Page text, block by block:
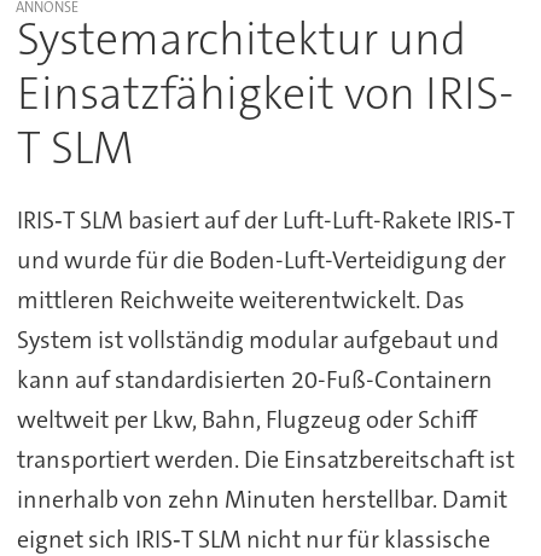
Systemarchitektur und
Einsatzfähigkeit von IRIS-
T SLM
IRIS‑T SLM basiert auf der Luft-Luft-Rakete IRIS‑T
und wurde für die Boden-Luft-Verteidigung der
mittleren Reichweite weiterentwickelt. Das
System ist vollständig modular aufgebaut und
kann auf standardisierten 20-Fuß-Containern
weltweit per Lkw, Bahn, Flugzeug oder Schiff
transportiert werden. Die Einsatzbereitschaft ist
innerhalb von zehn Minuten herstellbar. Damit
eignet sich IRIS‑T SLM nicht nur für klassische